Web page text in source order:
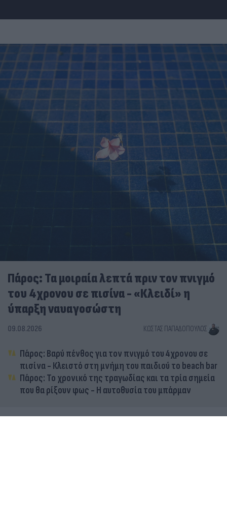
Πάρος: Τα μοιραία λεπτά πριν τον πνιγμό
του 4χρονου σε πισίνα - «Κλειδί» η
ύπαρξη ναυαγοσώστη
09.08.2026 ΚΏΣΤΑΣ ΠΑΠΑΔΌΠΟΥΛΟΣ
Πάρος: Βαρύ πένθος για τον πνιγμό του 4χρονου σε
πισίνα - Κλειστό στη μνήμη του παιδιού το beach bar
Πάρος: Το χρονικό της τραγωδίας και τα τρία σημεία
που θα ρίξουν φως - Η αυτοθυσία του μπάρμαν